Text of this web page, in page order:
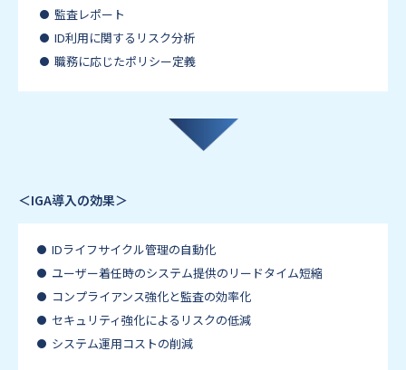
監査レポート
ID利用に関するリスク分析
職務に応じたポリシー定義
＜IGA導入の効果＞
IDライフサイクル管理の自動化
ユーザー着任時のシステム提供のリードタイム短縮
コンプライアンス強化と監査の効率化
セキュリティ強化によるリスクの低減
システム運用コストの削減